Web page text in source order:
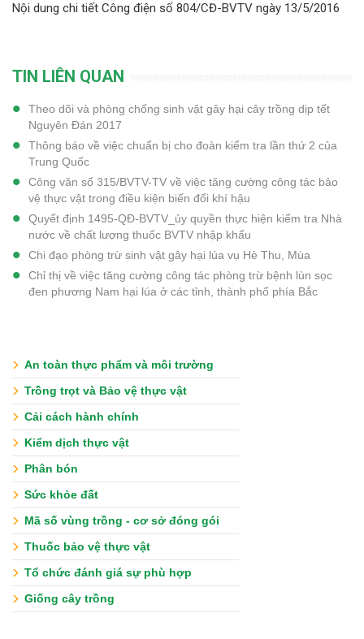
Nội dung chi tiết Công điện số 804/CĐ-BVTV ngày 13/5/2016
TIN LIÊN QUAN
Theo dõi và phòng chống sinh vật gây hại cây trồng dịp tết
Nguyên Đán 2017
Thông báo về việc chuẩn bị cho đoàn kiểm tra lần thứ 2 của
Trung Quốc
Công văn số 315/BVTV-TV về việc tăng cường công tác bảo
vệ thực vật trong điều kiện biến đổi khí hậu
Quyết định 1495-QĐ-BVTV_ủy quyền thực hiện kiểm tra Nhà
nước về chất lượng thuốc BVTV nhập khẩu
Chi đạo phòng trừ sinh vật gây hại lúa vụ Hè Thu, Mùa
Chỉ thị về việc tăng cường công tác phòng trừ bệnh lùn sọc
đen phương Nam hại lúa ở các tỉnh, thành phố phía Bắc
An toàn thực phẩm và môi trường
Trồng trọt và Bảo vệ thực vật
Cải cách hành chính
Kiểm dịch thực vật
Phân bón
Sức khỏe đất
Mã số vùng trồng - cơ sở đóng gói
Thuốc bảo vệ thực vật
Tổ chức đánh giá sự phù hợp
Giống cây trồng